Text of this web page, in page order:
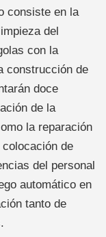
consiste en la
del
con la
construcción de
doce
de la
la reparación
de
del personal
automático en
tanto de